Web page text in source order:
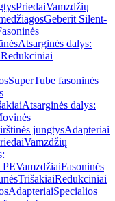
PriedaiVamzdžių
Geberit Silent-
Atsarginės dalys:
Redukciniai
SuperTube fasoninės
Atsarginės dalys:
jungtysAdapteriai
Vamzdžių
PEVamzdžiaiFasoninės
TrišakiaiRedukciniai
AdapteriaiSpecialios